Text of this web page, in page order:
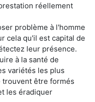
réellement
problème à l'homme
cela qu'il est capital de
leur présence.
à la santé de
variétés les plus
trouvent être formés
les éradiquer